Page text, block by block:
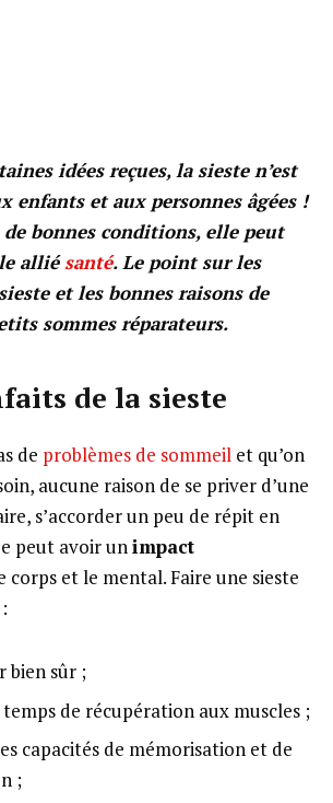
idées reçues, la sieste n’est
enfants et aux personnes âgées !
bonnes conditions, elle peut
alliésanté. Le point sur les
et les bonnes raisons de
sommes réparateurs.
de la sieste
de problèmes de sommeil et qu’on
aucune raison de se priver d’une
s’accorder un peu de répit en
peut avoir unimpact
corps et le mental. Faire une sieste
bien sûr ;
de récupération aux muscles ;
capacités de mémorisation et de
;